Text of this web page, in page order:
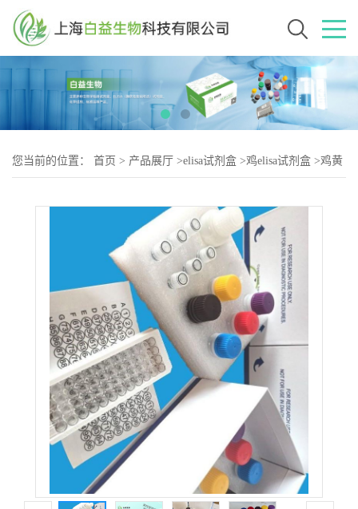
您当前的位置： 首页 > 产品展厅 >elisa试剂盒 >鸡elisa试剂盒 >鸡黄